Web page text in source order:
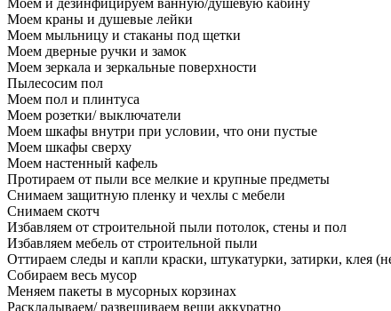
Моем и дезинфицируем ванную/душевую кабину
Моем краны и душевые лейки
Моем мыльницу и стаканы под щетки
Моем дверные ручки и замок
Моем зеркала и зеркальные поверхности
Пылесосим пол
Моем пол и плинтуса
Моем розетки/ выключатели
Моем шкафы внутри при условии, что они пустые
Моем шкафы сверху
Моем настенный кафель
Протираем от пыли все мелкие и крупные предметы
Снимаем защитную пленку и чехлы с мебели
Снимаем скотч
Избавляем от строительной пыли потолок, стены и пол
Избавляем мебель от строительной пыли
Оттираем следы и капли краски, штукатурки, затирки, клея
Собираем весь мусор
Меняем пакеты в мусорных корзинах
Раскладываем/ развешиваем вещи аккуратно